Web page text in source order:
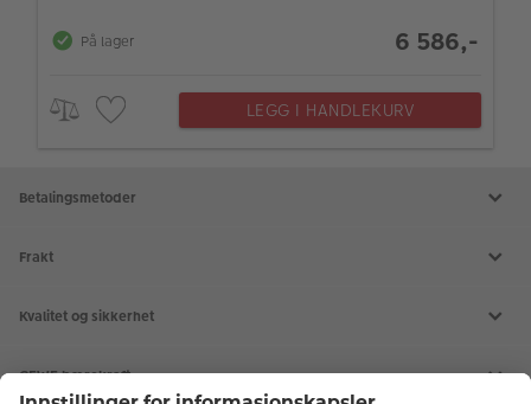
På lager 6 586,-
LEGG I HANDLEKURV
Betalingsmetoder
Frakt
Kvalitet og sikkerhet
CEWE bærekraft